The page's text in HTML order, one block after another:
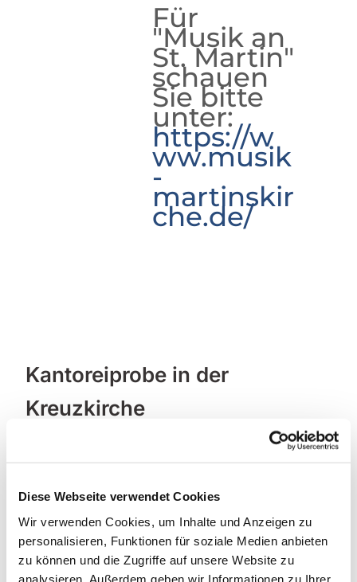
Diese Webseite verwendet Cookies
Wir verwenden Cookies, um Inhalte und Anzeigen zu
personalisieren, Funktionen für soziale Medien anbieten
zu können und die Zugriffe auf unsere Website zu
analysieren. Außerdem geben wir Informationen zu Ihrer
Für
"Musik an
St. Martin"
schauen
Sie bitte
unter:
https://w
ww.musik
-
martinskir
che.de/
Kantoreiprobe in der
Kreuzkirche